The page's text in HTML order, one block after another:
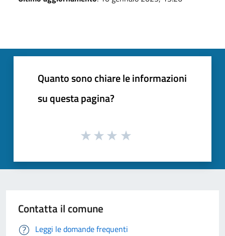
Quanto sono chiare le informazioni
su questa pagina?
Contatta il comune
Leggi le domande frequenti